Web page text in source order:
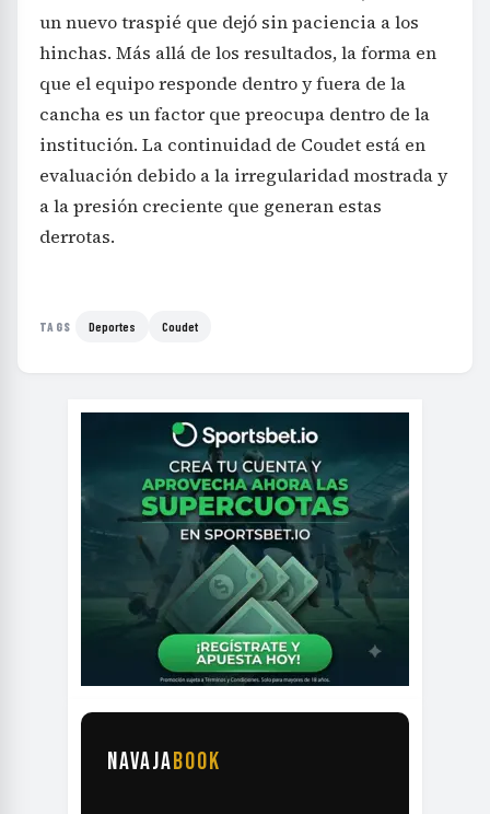
un nuevo traspié que dejó sin paciencia a los
hinchas. Más allá de los resultados, la forma en
que el equipo responde dentro y fuera de la
cancha es un factor que preocupa dentro de la
institución. La continuidad de Coudet está en
evaluación debido a la irregularidad mostrada y
a la presión creciente que generan estas
derrotas.
TAGS Deportes Coudet
NAVAJABOOK